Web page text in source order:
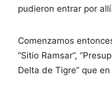
pudieron entrar por
Comenzamos
“Sitio Ramsar”,
Delta de Tigre” que